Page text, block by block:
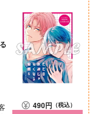
490円（税込）